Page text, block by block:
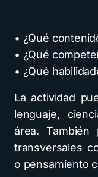
• ¿Qué
• ¿Qué
• ¿Qué
La actividad
lenguaje,
área. También
transversales
o pensamiento